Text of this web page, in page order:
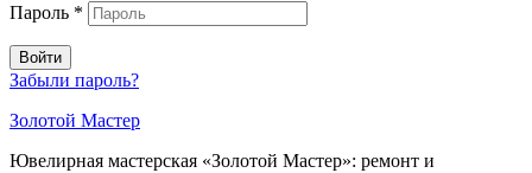
Пароль *
Войти
Забыли пароль?
Золотой Мастер
Ювелирная мастерская «Золотой Мастер»: ремонт и